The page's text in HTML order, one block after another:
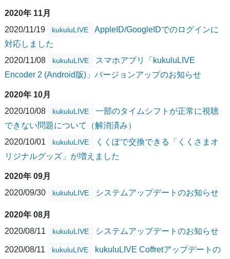
2020年 11月
2020/11/19
kukuluLIVE
AppleID/GoogleIDでのログインに
対応しました
2020/11/08
kukuluLIVE
スマホアプリ「kukuluLIVE
Encoder 2 (Android版)」バージョンアップのお知らせ
2020年 10月
2020/10/08
kukuluLIVE
一部のタイムシフトが正常に視聴
できない問題について（解消済み）
2020/10/01
kukuluLIVE
くくぽで交換できる「くくさまオ
リジナルグッズ」が増えました
2020年 09月
2020/09/30
kukuluLIVE システムアップデートのお知らせ
2020年 08月
2020/08/11
kukuluLIVE システムアップデートのお知らせ
2020/08/11 kukuluLIVE
kukuluLIVE Coffretアップデートの